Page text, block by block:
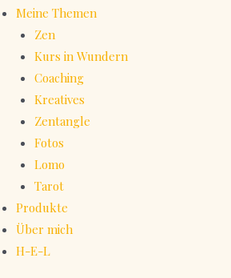
Meine Themen
Zen
Kurs in Wundern
Coaching
Kreatives
Zentangle
Fotos
Lomo
Tarot
Produkte
Über mich
H-E-L